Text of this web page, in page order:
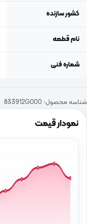
نمودار قیمت
کشور سازنده
نام قطعه
شماره فنی
شناسه محصول: 833912G000